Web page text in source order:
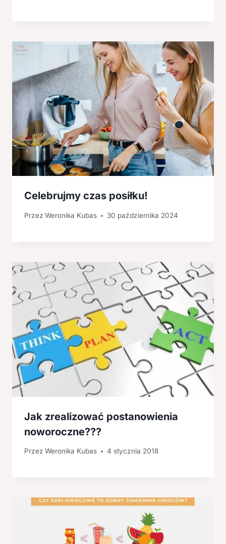
Celebrujmy czas posiłku!
Przez Weronika Kubas 30 października 2024
Jak zrealizować postanowienia
noworoczne???
Przez Weronika Kubas 4 stycznia 2018